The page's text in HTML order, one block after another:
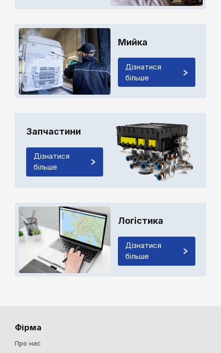
Мийка
Дізнатися
більше
Запчастини
Дізнатися
більше
Логістика
Дізнатися
більше
Фірма
Про нас